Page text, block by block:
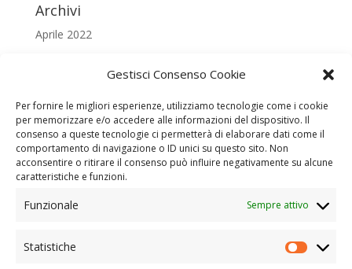
Gestisci Consenso Cookie
Per fornire le migliori esperienze, utilizziamo tecnologie come i cookie
per memorizzare e/o accedere alle informazioni del dispositivo. Il
consenso a queste tecnologie ci permetterà di elaborare dati come il
comportamento di navigazione o ID unici su questo sito. Non
acconsentire o ritirare il consenso può influire negativamente su alcune
caratteristiche e funzioni.
Funzionale Sempre attivo
Statistiche
Archivi
Aprile 2022
Categorie
News
Movimento Terra Bologna e Provincia